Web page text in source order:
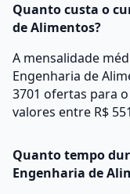
Quanto custa o
de Alimentos?
A mensalidade
Engenharia de
3701 ofertas para
valores entre R$
Quanto tempo
Engenharia de